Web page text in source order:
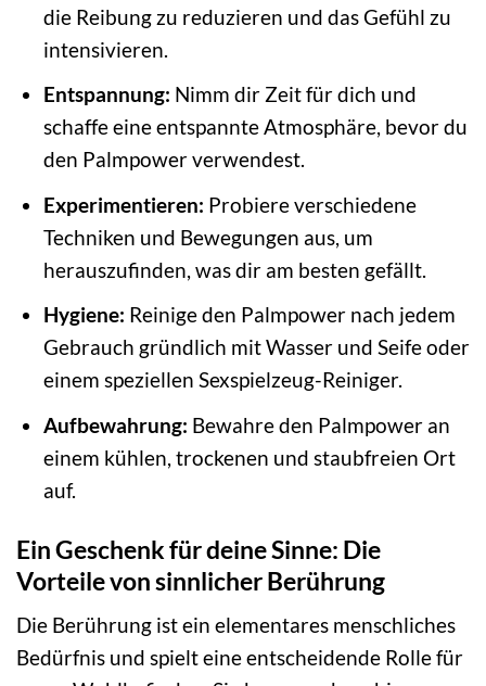
die Reibung zu reduzieren und das Gefühl zu
intensivieren.
Entspannung: Nimm dir Zeit für dich und
schaffe eine entspannte Atmosphäre, bevor du
den Palmpower verwendest.
Experimentieren: Probiere verschiedene
Techniken und Bewegungen aus, um
herauszufinden, was dir am besten gefällt.
Hygiene: Reinige den Palmpower nach jedem
Gebrauch gründlich mit Wasser und Seife oder
einem speziellen Sexspielzeug-Reiniger.
Aufbewahrung: Bewahre den Palmpower an
einem kühlen, trockenen und staubfreien Ort
auf.
Ein Geschenk für deine Sinne: Die
Vorteile von sinnlicher Berührung
Die Berührung ist ein elementares menschliches
Bedürfnis und spielt eine entscheidende Rolle für